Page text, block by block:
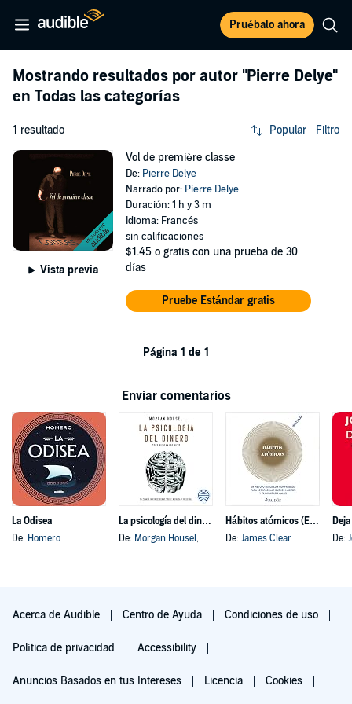
Pruébalo ahora
Mostrando resultados por autor "Pierre Delye"
en Todas las categorías
1 resultado Popular Filtro
Vista previa
Vol de première classe
De: Pierre Delye
Narrado por: Pierre Delye
Duración: 1 h y 3 m
Idioma: Francés
sin calificaciones
$1.45 o gratis con una prueba de 30
días
Pruebe Estándar gratis
Página 1 de 1
Enviar comentarios
La Odisea
De: Homero
La psicología del dinero
De: Morgan Housel, y otros
Hábitos atómicos (Español neutro)
De: James Clear
De:
Acerca de Audible Centro de Ayuda Condiciones de uso
Política de privacidad Accessibility
Anuncios Basados en tus Intereses Licencia Cookies